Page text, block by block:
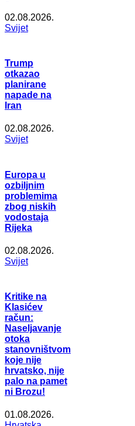
02.08.2026.
Svijet
Trump
otkazao
planirane
napade na
Iran
02.08.2026.
Svijet
Europa u
ozbiljnim
problemima
zbog niskih
vodostaja
Rijeka
02.08.2026.
Svijet
Kritike na
Klasićev
račun:
Naseljavanje
otoka
stanovništvom
koje nije
hrvatsko, nije
palo na pamet
ni Brozu!
01.08.2026.